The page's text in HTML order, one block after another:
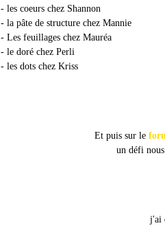
- les coeurs chez Shannon
- la pâte de structure chez Mannie
- Les feuillages chez Mauréa
- le doré chez Perli
- les dots chez Kriss
Et puis sur le
un défi
j'ai